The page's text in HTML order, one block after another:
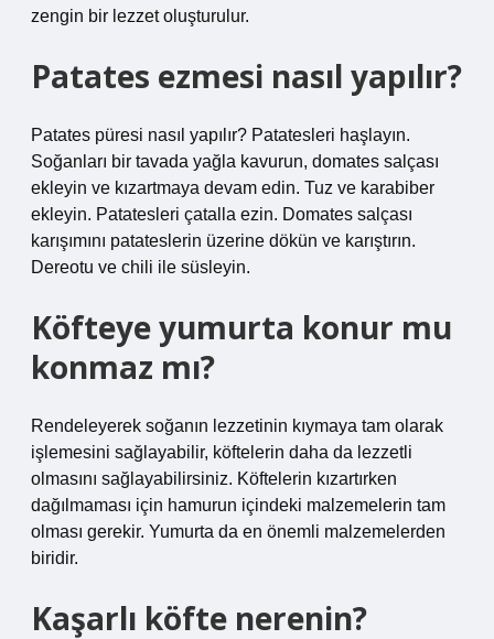
zengin bir lezzet oluşturulur.
Patates ezmesi nasıl yapılır?
Patates püresi nasıl yapılır? Patatesleri haşlayın.
Soğanları bir tavada yağla kavurun, domates salçası
ekleyin ve kızartmaya devam edin. Tuz ve karabiber
ekleyin. Patatesleri çatalla ezin. Domates salçası
karışımını patateslerin üzerine dökün ve karıştırın.
Dereotu ve chili ile süsleyin.
Köfteye yumurta konur mu
konmaz mı?
Rendeleyerek soğanın lezzetinin kıymaya tam olarak
işlemesini sağlayabilir, köftelerin daha da lezzetli
olmasını sağlayabilirsiniz. Köftelerin kızartırken
dağılmaması için hamurun içindeki malzemelerin tam
olması gerekir. Yumurta da en önemli malzemelerden
biridir.
Kaşarlı köfte nerenin?